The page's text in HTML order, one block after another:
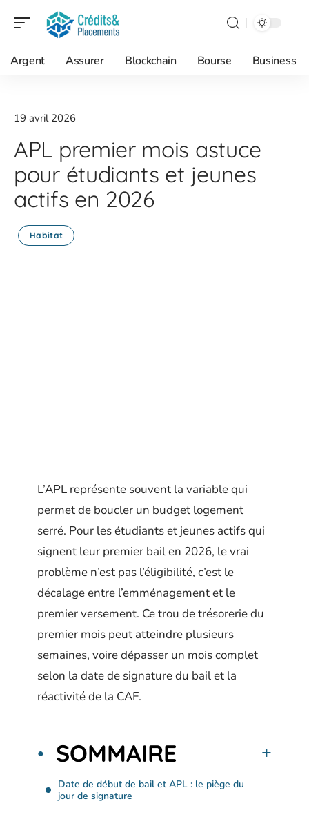
Argent Assurer Blockchain Bourse Business
19 avril 2026
APL premier mois astuce
pour étudiants et jeunes
actifs en 2026
Habitat
L’APL représente souvent la variable qui
permet de boucler un budget logement
serré. Pour les étudiants et jeunes actifs qui
signent leur premier bail en 2026, le vrai
problème n’est pas l’éligibilité, c’est le
décalage entre l’emménagement et le
premier versement. Ce trou de trésorerie du
premier mois peut atteindre plusieurs
semaines, voire dépasser un mois complet
selon la date de signature du bail et la
réactivité de la CAF.
SOMMAIRE
Date de début de bail et APL : le piège du
jour de signature